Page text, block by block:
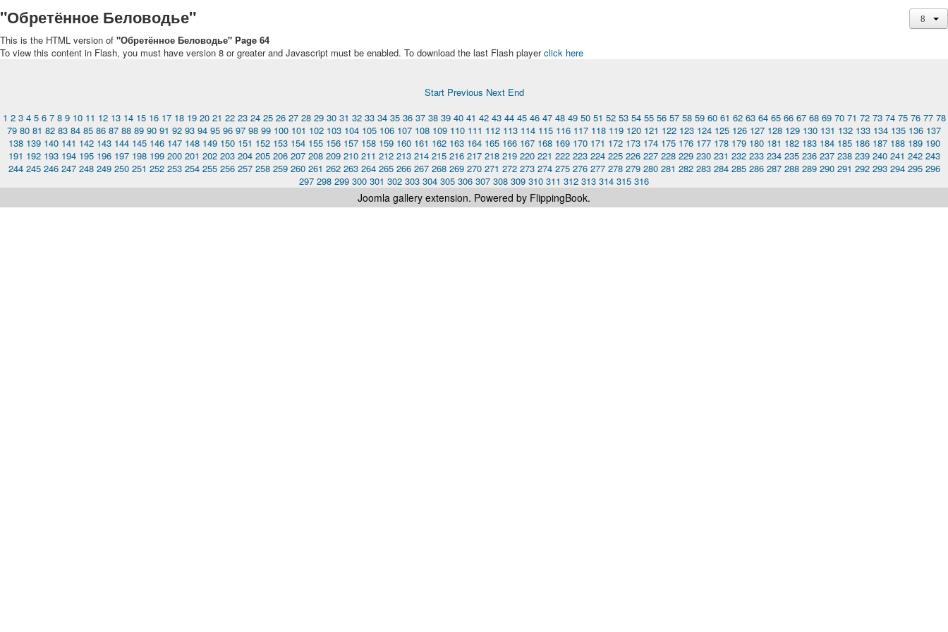
"Обретённое Беловодье"
This is the HTML version of "Обретённое Беловодье" Page 64
To view this content in Flash, you must have version 8 or greater and Javascript must be enabled. To download the last Flash playerclick here
Start Previous Next End
1 2 3 4 5 6 7 8 9 10 11 12 13 14 15 16 17 18 19 20 21 22 23 24 25 26 27 28 29 30 31 32 33 34 35 36 37 38 39 40 41 42 43 44 45 46 47 48 49 50 51 52 53 54 55 56 57 58 59 60 61 62 63 64 65 66 67 68 69 70 71 72 73 74 75 76 77 78
79 80 81 82 83 84 85 86 87 88 89 90 91 92 93 94 95 96 97 98 99 100 101 102 103 104 105 106 107 108 109 110 111 112 113 114 115 116 117 118 119 120 121 122 123 124 125 126 127 128 129 130 131 132 133 134 135 136 137
138 139 140 141 142 143 144 145 146 147 148 149 150 151 152 153 154 155 156 157 158 159 160 161 162 163 164 165 166 167 168 169 170 171 172 173 174 175 176 177 178 179 180 181 182 183 184 185 186 187 188 189 190
191 192 193 194 195 196 197 198 199 200 201 202 203 204 205 206 207 208 209 210 211 212 213 214 215 216 217 218 219 220 221 222 223 224 225 226 227 228 229 230 231 232 233 234 235 236 237 238 239 240 241 242 243
244 245 246 247 248 249 250 251 252 253 254 255 256 257 258 259 260 261 262 263 264 265 266 267 268 269 270 271 272 273 274 275 276 277 278 279 280 281 282 283 284 285 286 287 288 289 290 291 292 293 294 295 296
297 298 299 300 301 302 303 304 305 306 307 308 309 310 311 312 313 314 315 316
Joomla gallery extension. Powered by FlippingBook.